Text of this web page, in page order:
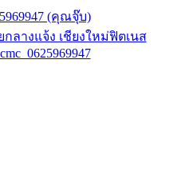
(คุณจุ๊บ)
ลางแจ้ง เชียงใหม่ฟิตเนส